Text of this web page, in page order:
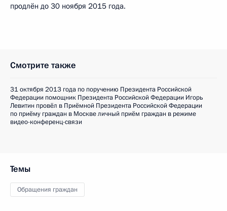
продлён до 30 ноября 2015 года.
Смотрите также
31 октября 2013 года по поручению Президента Российской
Федерации помощник Президента Российской Федерации Игорь
Левитин провёл в Приёмной Президента Российской Федерации
по приёму граждан в Москве личный приём граждан в режиме
видео-конференц-связи
Темы
Обращения граждан